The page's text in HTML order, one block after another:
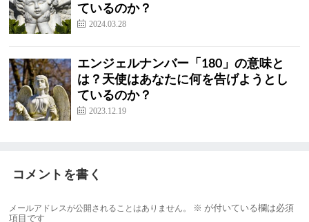
ているのか？
2024.03.28
エンジェルナンバー「180」の意味と
は？天使はあなたに何を告げようとし
ているのか？
2023.12.19
コメントを書く
メールアドレスが公開されることはありません。 ※ が付いている欄は必須
項目です